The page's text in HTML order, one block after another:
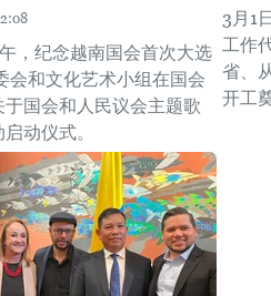
，纪念越南国会首次大选
会和文化艺术小组在国会
于国会和人民议会主题歌
动仪式。
3月1
工作
省、
开工